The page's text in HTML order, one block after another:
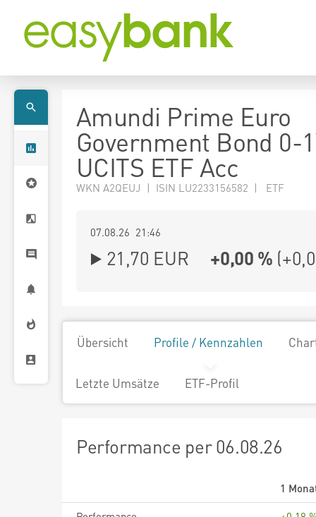
Amundi Prime Euro
Government Bond 0-
UCITS ETF Acc
WKN A2QEUJ | ISIN LU2233156582 | ETF
07.08.26 21:46
21,70 EUR +0,00 % (
Übersicht Profile / Kennzahlen
Letzte Umsätze ETF-Profil
Performance per 06.08.26
1